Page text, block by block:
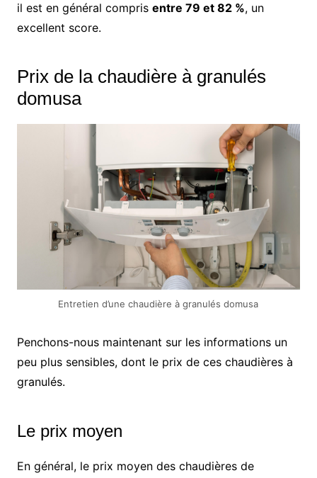
il est en général compris entre 79 et 82 %, un
excellent score.
Prix de la chaudière à granulés
domusa
Entretien d’une chaudière à granulés domusa
Penchons-nous maintenant sur les informations un
peu plus sensibles, dont le prix de ces chaudières à
granulés.
Le prix moyen
En général, le prix moyen des chaudières de